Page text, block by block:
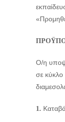
Ο/η
σε κύκλο
1.